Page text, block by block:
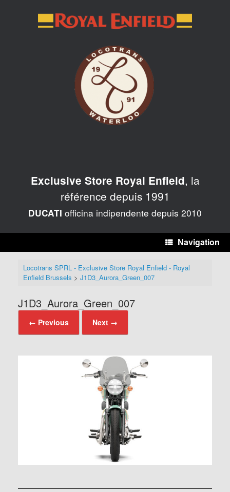
Exclusive Store Royal Enfield, la
référence depuis 1991
DUCATI officina indipendente depuis 2010
Navigation
Locotrans SPRL - Exclusive Store Royal Enfield - Royal
Enfield Brussels > J1D3_Aurora_Green_007
J1D3_Aurora_Green_007
← Previous Next →